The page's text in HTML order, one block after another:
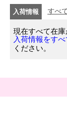
入荷情報 すべ
現在すべて在庫
入荷情報をす
ください。